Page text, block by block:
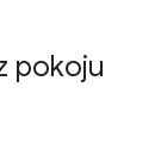
pokoju